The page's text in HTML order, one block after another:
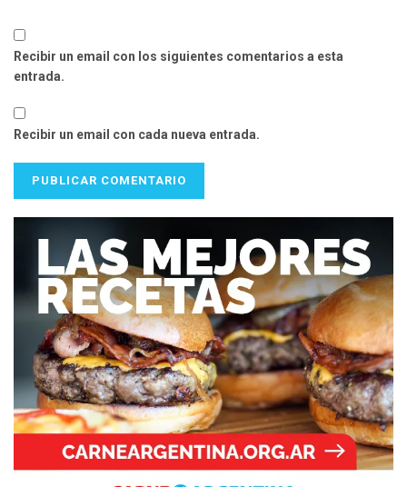
Recibir un email con los siguientes comentarios a esta
entrada.
Recibir un email con cada nueva entrada.